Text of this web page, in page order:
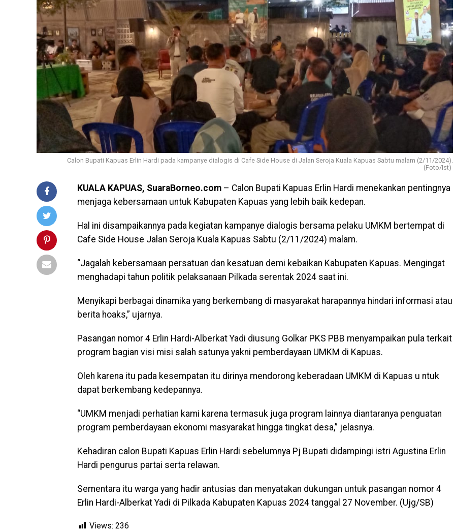
Calon Bupati Kapuas Erlin Hardi pada kampanye dialogis di Cafe Side House di Jalan Seroja Kuala Kapuas Sabtu malam (2/11/2024).
(Foto/Ist)
KUALA KAPUAS, SuaraBorneo.com – Calon Bupati Kapuas Erlin Hardi menekankan pentingnya
menjaga kebersamaan untuk Kabupaten Kapuas yang lebih baik kedepan.
Hal ini disampaikannya pada kegiatan kampanye dialogis bersama pelaku UMKM bertempat di
Cafe Side House Jalan Seroja Kuala Kapuas Sabtu (2/11/2024) malam.
“Jagalah kebersamaan persatuan dan kesatuan demi kebaikan Kabupaten Kapuas. Mengingat
menghadapi tahun politik pelaksanaan Pilkada serentak 2024 saat ini.
Menyikapi berbagai dinamika yang berkembang di masyarakat harapannya hindari informasi atau
berita hoaks,” ujarnya.
Pasangan nomor 4 Erlin Hardi-Alberkat Yadi diusung Golkar PKS PBB menyampaikan pula terkait
program bagian visi misi salah satunya yakni pemberdayaan UMKM di Kapuas.
Oleh karena itu pada kesempatan itu dirinya mendorong keberadaan UMKM di Kapuas u ntuk
dapat berkembang kedepannya.
“UMKM menjadi perhatian kami karena termasuk juga program lainnya diantaranya penguatan
program pemberdayaan ekonomi masyarakat hingga tingkat desa,” jelasnya.
Kehadiran calon Bupati Kapuas Erlin Hardi sebelumnya Pj Bupati didampingi istri Agustina Erlin
Hardi pengurus partai serta relawan.
Sementara itu warga yang hadir antusias dan menyatakan dukungan untuk pasangan nomor 4
Erlin Hardi-Alberkat Yadi di Pilkada Kabupaten Kapuas 2024 tanggal 27 November. (Ujg/SB)
Views: 236